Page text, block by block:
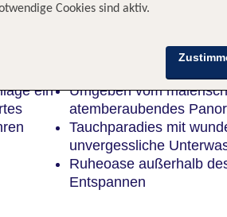
ein
Umgeben vom
atemberaubendes
Tauchparadies mit
unvergessliche
Ruheoase außerhalb
Entspannen
Cookies sind aktiv.